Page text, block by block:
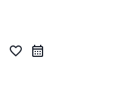
favorite_border